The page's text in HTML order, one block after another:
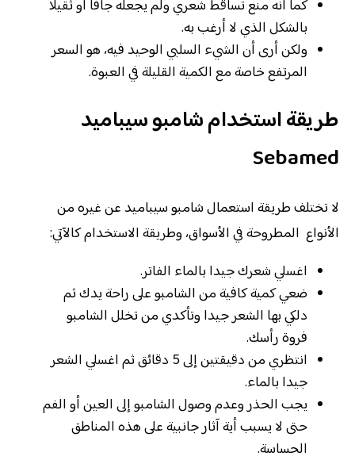
كما أنه منع تساقط شعري ولم يجعله جافا أو ثقيلا
بالشكل الذي لا أرغب به.
ولكن أرى أن الشيء السلبي الوحيد فيه، هو السعر
المرتفع خاصة مع الكمية القليلة في العبوة.
طريقة استخدام شامبو سيباميد
Sebamed
لا تختلف طريقة استعمال شامبو سيباميد عن غيره من
الأنواع المطروحة في الأسواق، وطريقة الاستخدام كالآتي:
اغسلي شعرك جيدا بالماء الفاتر.
ضعي كمية كافية من الشامبو على راحة يدك ثم
دلكي بها الشعر جيدا وتأكدي من تخلل الشامبو
فروة رأسك.
انتظري من دقيقتين إلى 5 دقائق ثم اغسلي الشعر
جيدا بالماء.
يجب الحذر وعدم وصول الشامبو إلى العين أو الفم
حتى لا يسبب أية آثار جانبية على هذه المناطق
الحساسة.